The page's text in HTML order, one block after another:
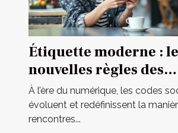
Étiquette moderne :
nouvelles règles des
rencontres
À l’ère du numérique, les codes
évoluent et redéfinissent la
rencontres...